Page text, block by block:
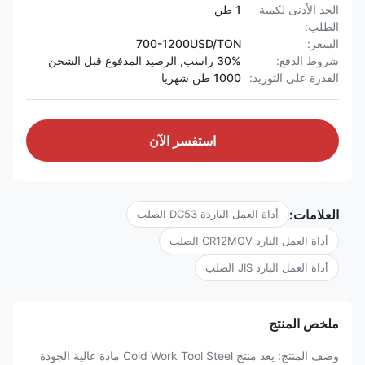
الحد الأدنى لكمية
الطلب:
1 طن
السعر:
700-1200USD/TON
شروط الدفع:
القدرة على التوريد:
1000 طن شهريا
استفسر الآن
العلامات: أداة العمل الباردة DC53 الصلب
أداة العمل البارد CR12MOV الصلب
أداة العمل البارد JIS الصلب
ملخص المنتج
وصف المنتج: يعد منتج Cold Work Tool Steel مادة عالية الجودة